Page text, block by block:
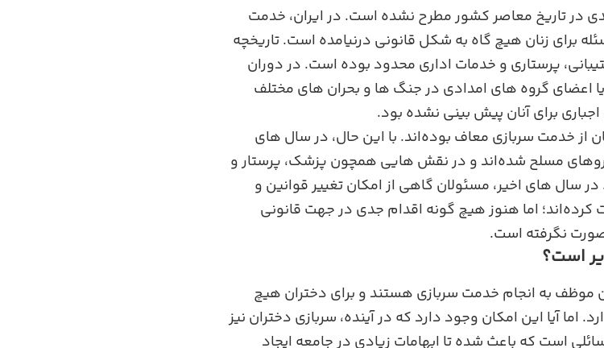
در تاریخ معاصر کشور مطرح نشده است. در ایران، خدمت
برای زنان هیچ‌ گاه به شکل قانونی درنیامده است. تاریخچه
پرستاری و خدمات اداری محدود بوده است. در دوران
یا اعضای گروه‌ های امدادی در جنگ ‌ها و بحران ‌های مختلف
برای آنان پیش ‌بینی نشده بود.
از خدمت سربازی معاف بوده‌اند. با این حال، در سال‌ های
نیروهای مسلح شده‌اند و در نقش ‌هایی همچون پزشک، پرستار و
سال ‌های اخیر، مسئولان گاهی از امکان تغییر قوانین و
اما هنوز هیچ‌ گونه اقدام جدی در جهت قانونی
نگرفته است.
است؟
موظف به انجام خدمت سربازی هستند و برای دختران هیچ‌
اما آیا این امکان وجود دارد که در آینده، سربازی دختران نیز
است که باعث شده تا ابهامات زیادی در جامعه ایجاد